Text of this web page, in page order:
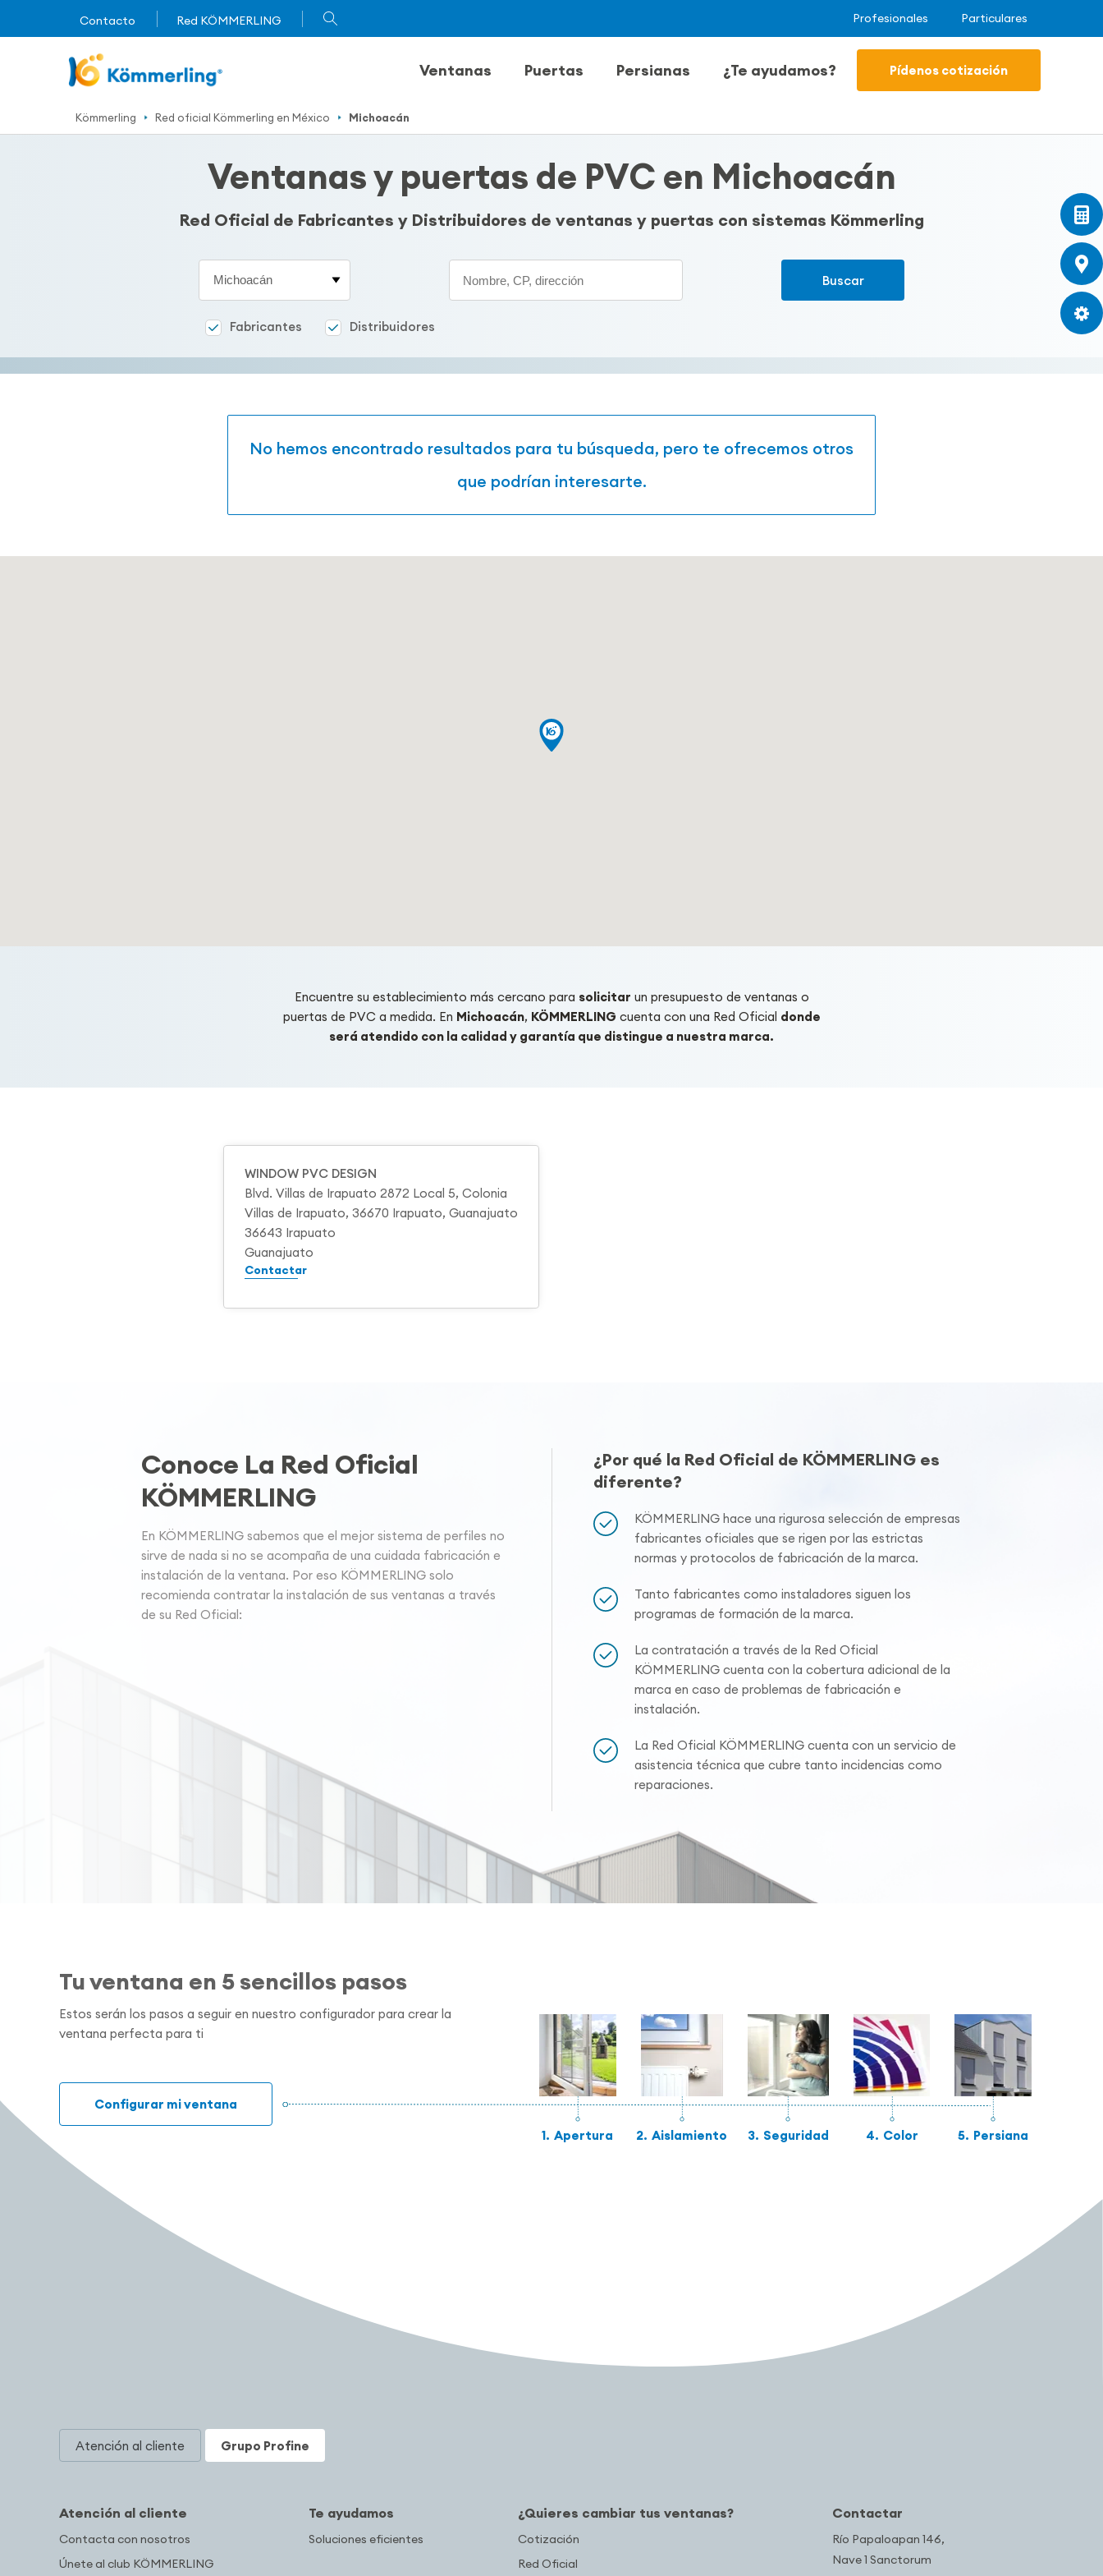
Contacto Red KÖMMERLING Profesionales Particulares
Ventanas Puertas Persianas ¿Te ayudamos? Pídenos cotización
Kömmerling Red oficial Kömmerling en México Michoacán
Ventanas y puertas de PVC en Michoacán
Red Oficial de Fabricantes y Distribuidores de ventanas y puertas con sistemas Kömmerling
Fabricantes Distribuidores
No hemos encontrado resultados para tu búsqueda, pero te ofrecemos otros
que podrían interesarte.
Encuentre su establecimiento más cercano para solicitar un presupuesto de ventanas o
puertas de PVC a medida. En Michoacán, KÖMMERLING cuenta con una Red Oficial donde
será atendido con la calidad y garantía que distingue a nuestra marca.
WINDOW PVC DESIGN
Blvd. Villas de Irapuato 2872 Local 5, Colonia
Villas de Irapuato, 36670 Irapuato, Guanajuato
36643 Irapuato
Guanajuato
Contactar
Conoce La Red Oficial
KÖMMERLING
En KÖMMERLING sabemos que el mejor sistema de perfiles no
sirve de nada si no se acompaña de una cuidada fabricación e
instalación de la ventana. Por eso KÖMMERLING solo
recomienda contratar la instalación de sus ventanas a través
de su Red Oficial:
¿Por qué la Red Oficial de KÖMMERLING es
diferente?
KÖMMERLING hace una rigurosa selección de empresas
fabricantes oficiales que se rigen por las estrictas
normas y protocolos de fabricación de la marca.
Tanto fabricantes como instaladores siguen los
programas de formación de la marca.
La contratación a través de la Red Oficial
KÖMMERLING cuenta con la cobertura adicional de la
marca en caso de problemas de fabricación e
instalación.
La Red Oficial KÖMMERLING cuenta con un servicio de
asistencia técnica que cubre tanto incidencias como
reparaciones.
Tu ventana en 5 sencillos pasos
Estos serán los pasos a seguir en nuestro configurador para crear la
ventana perfecta para ti
Configurar mi ventana
1. Apertura 2. Aislamiento 3. Seguridad 4. Color 5. Persiana
Atención al cliente
Atención al cliente
Contacta con nosotros
Únete al club KÖMMERLING
Te ayudamos
Soluciones eficientes
¿Quieres cambiar tus ventanas?
Cotización
Red Oficial
Contactar
Río Papaloapan 146,
Nave 1 Sanctorum
Grupo Profine